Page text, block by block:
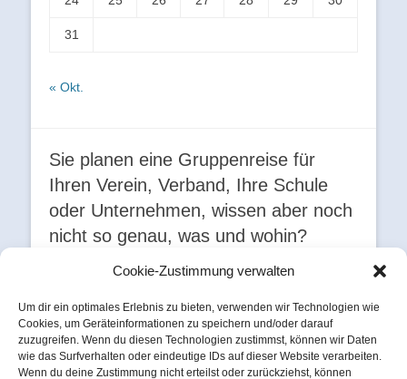
Cookie-Zustimmung verwalten
Um dir ein optimales Erlebnis zu bieten, verwenden wir Technologien wie
Cookies, um Geräteinformationen zu speichern und/oder darauf
zuzugreifen. Wenn du diesen Technologien zustimmst, können wir Daten
wie das Surfverhalten oder eindeutige IDs auf dieser Website verarbeiten.
Wenn du deine Zustimmung nicht erteilst oder zurückziehst, können
31
« Okt.
Sie planen eine Gruppenreise für
Ihren Verein, Verband, Ihre Schule
oder Unternehmen, wissen aber noch
nicht so genau, was und wohin?
Wir haben für Sie schöne Ziele ausgesucht und zu
Events zusammengestellt. Die hier beschriebene
Tour ist beispielhaft und kann individuell auf Sie
angepasst werden. Für besondere Wünsche
und/oder Veranstaltungen sprechen Sie uns jederzeit
gerne an - Wir planen und organisieren Ihre Reise!